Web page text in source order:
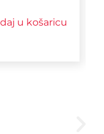
u košaricu